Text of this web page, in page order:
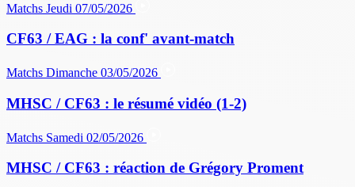
Matchs Jeudi 07/05/2026
CF63 / EAG : la conf' avant-match
Matchs Dimanche 03/05/2026
MHSC / CF63 : le résumé vidéo (1-2)
Matchs Samedi 02/05/2026
MHSC / CF63 : réaction de Grégory Proment